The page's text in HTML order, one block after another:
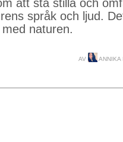
att stå stilla och
språk och ljud.
naturen.
AV ANNIKA